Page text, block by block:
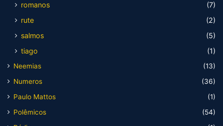
romanos
(7)
rute
(2)
salmos
(5)
tiago
(1)
Neemias
(13)
Numeros
(36)
Paulo Mattos
(1)
Polêmicos
(54)